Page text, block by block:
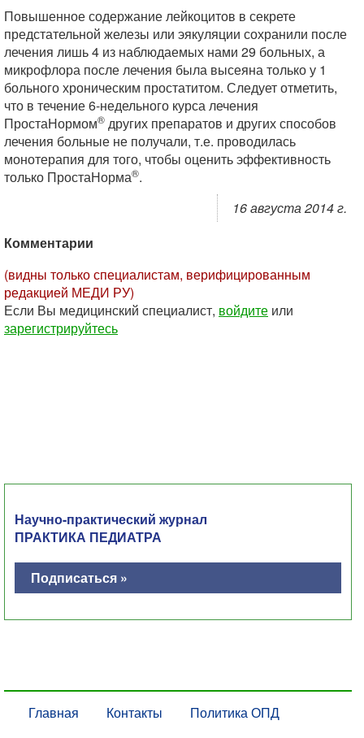
Повышенное содержание лейкоцитов в секрете
предстательной железы или эякуляции сохранили после
лечения лишь 4 из наблюдаемых нами 29 больных, а
микрофлора после лечения была высеяна только у 1
больного хроническим простатитом. Следует отметить,
что в течение 6-недельного курса лечения
ПростаНормом® других препаратов и других способов
лечения больные не получали, т.е. проводилась
монотерапия для того, чтобы оценить эффективность
только ПростаНорма®.
16 августа 2014 г.
Комментарии
(видны только специалистам, верифицированным
редакцией МЕДИ РУ)
Если Вы медицинский специалист, войдите или
зарегистрируйтесь
Научно-практический журнал
ПРАКТИКА ПЕДИАТРА
Подписаться »
Главная Контакты Политика ОПД